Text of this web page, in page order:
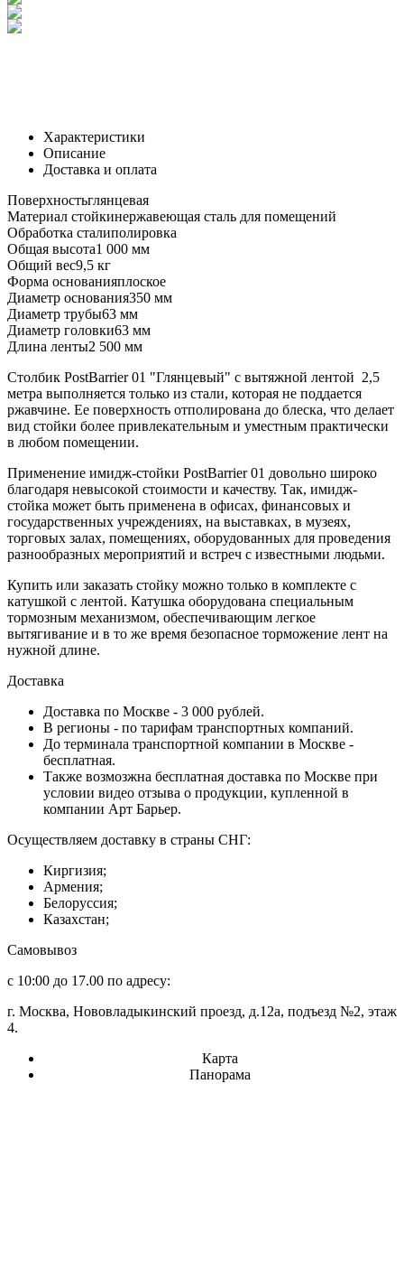
Характеристики
Описание
Доставка и оплата
Поверхностьглянцевая
Материал стойкинержавеющая сталь для помещений
Обработка сталиполировка
Общая высота1 000 мм
Общий вес9,5 кг
Форма основанияплоское
Диаметр основания350 мм
Диаметр трубы63 мм
Диаметр головки63 мм
Длина ленты2 500 мм
Столбик PostBarrier 01 "Глянцевый" с вытяжной лентой 2,5
метра выполняется только из стали, которая не поддается
ржавчине. Ее поверхность отполирована до блеска, что делает
вид стойки более привлекательным и уместным практически
в любом помещении.
Применение имидж-стойки PostBarrier 01 довольно широко
благодаря невысокой стоимости и качеству. Так, имидж-
стойка может быть применена в офисах, финансовых и
государственных учреждениях, на выставках, в музеях,
торговых залах, помещениях, оборудованных для проведения
разнообразных мероприятий и встреч с известными людьми.
Купить или заказать стойку можно только в комплекте с
катушкой с лентой. Катушка оборудована специальным
тормозным механизмом, обеспечивающим легкое
вытягивание и в то же время безопасное торможение лент на
нужной длине.
Доставка
Доставка по Москве - 3 000 рублей.
В регионы - по тарифам транспортных компаний.
До терминала транспортной компании в Москве -
бесплатная.
Также возмозжна бесплатная доставка по Москве при
условии видео отзыва о продукции, купленной в
компании Арт Барьер.
Осуществляем доставку в страны СНГ:
Киргизия;
Армения;
Белоруссия;
Казахстан;
Самовывоз
с 10:00 до 17.00 по адресу:
г. Москва, Нововладыкинский проезд, д.12а, подъезд №2, этаж
4.
Карта
Панорама